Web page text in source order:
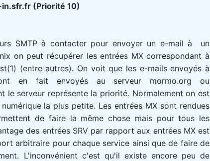
(Priorité 10)
SMTP à contacter pour envoyer un e-mail à un
on peut récupérer les entrées MX correspondant à
(entre autres). On voit que les e-mails envoyés à
en fait envoyés au serveur mormo.org ou
le serveur représente la priorité. Normalement on est
la plus petite. Les entrées MX sont rendues
de faire la même chose mais pour tous les
des entrées SRV par rapport aux entrées MX est
arbitraire pour chaque service ainsi que de faire de
L'inconvénient c'est qu'il existe encore peu de